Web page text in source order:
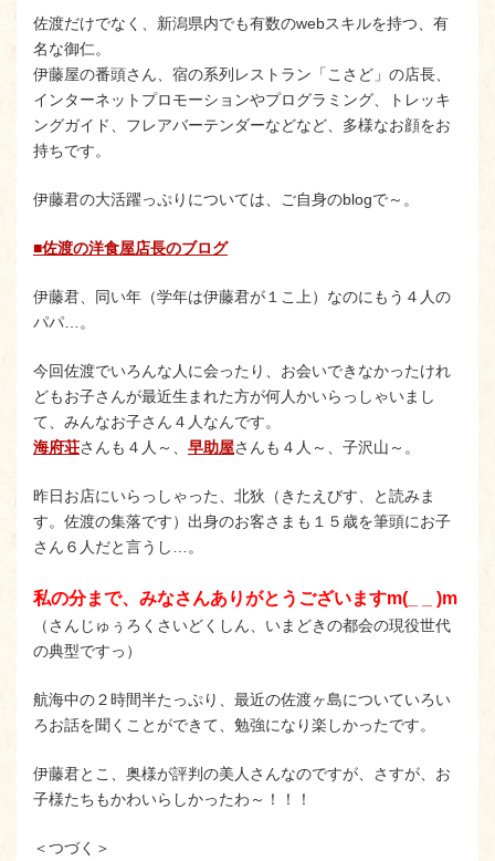
佐渡だけでなく、新潟県内でも有数のwebスキルを持つ、有
名な御仁。
伊藤屋の番頭さん、宿の系列レストラン「こさど」の店長、
インターネットプロモーションやプログラミング、トレッキ
ングガイド、フレアバーテンダーなどなど、多様なお顔をお
持ちです。
伊藤君の大活躍っぷりについては、ご自身のblogで～。
■佐渡の洋食屋店長のブログ
伊藤君、同い年（学年は伊藤君が１こ上）なのにもう４人の
パパ…。
今回佐渡でいろんな人に会ったり、お会いできなかったけれ
どもお子さんが最近生まれた方が何人かいらっしゃいまし
て、みんなお子さん４人なんです。
海府荘さんも４人～、 早助屋さんも４人～、子沢山～。
昨日お店にいらっしゃった、北狄（きたえびす、と読みま
す。佐渡の集落です）出身のお客さまも１５歳を筆頭にお子
さん６人だと言うし…。
私の分まで、みなさんありがとうございますm(_ _ )m
（さんじゅぅろくさいどくしん、いまどきの都会の現役世代
の典型ですっ）
航海中の２時間半たっぷり、最近の佐渡ヶ島についていろい
ろお話を聞くことができて、勉強になり楽しかったです。
伊藤君とこ、奥様が評判の美人さんなのですが、さすが、お
子様たちもかわいらしかったわ～！！！
＜つづく＞